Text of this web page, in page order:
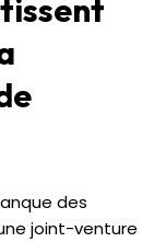
des
joint-venture